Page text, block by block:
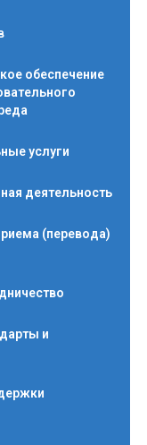
обеспечение
услуги
деятельность
(перевода)
и